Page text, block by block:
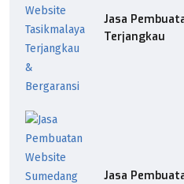
Jasa
Terjangkau
Jasa